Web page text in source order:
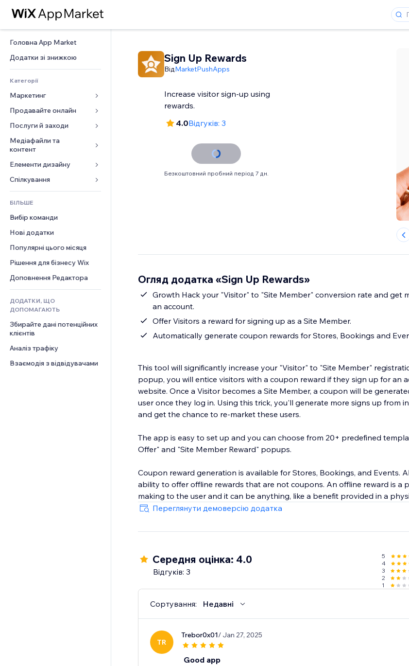
Головна App Market
Додатки зі знижкою
Категорії
Маркетинг
Реклама
Мобільний
Аналітика
Соцмережі
SEO
Залучення
Розміщення сайту
Ел. пошта
Конверсія
Продавайте онлайн
Додатки для магазинів
Надсилання та доставка
Кнопки продажу
Онлайн‑курси
Друк на замовлення
Бухгалтерський облік
Купони й лояльність
Рішення для складів
Дропшипінг
Тарифні плани й підписки
Краудфандинг
Їжа та напої
Послуги й заходи
Готелі
Заходи
Ресторани
Нерухомість
Медіафайли та
контент
Галерея
Музика
Подкасти
Фотографія
Відео
PDF
Обмін файлами
Новини
Елементи дизайну
Карти й навігація
Конфіденційність і безпека
Годинник
Шаблони сторінок
Ефекти зображення
Кнопки та меню
Банери та бейджі
Калькулятори
Пошук
Погода
Графіки й таблиці
Форми
Опитування
Чат
Коментарі
Телефон
Спільнота
Відгуки
CRM
БІЛЬШЕ
Вибір команди
Нові додатки
Популярні цього місяця
Рішення для бізнесу Wix
Доповнення Редактора
ДОДАТКИ, ЩО
ДОПОМАГАЮТЬ
Збирайте дані потенційних
клієнтів
Аналіз трафіку
Взаємодія з відвідувачами
Sign Up Rewards
ВідMarketPushApps
Increase visitor sign-up using
rewards.
4.0Відгуків: 3
Безкоштовний пробний період 7 дн.
Огляд додатка «Sign Up Rewards»
Growth Hack your "Visitor" to "Site Member" conversion rate and get
an account.
Offer Visitors a reward for signing up as a Site Member.
Automatically generate coupon rewards for Stores, Bookings and
This tool will significantly increase your "Visitor" to "Site Member" registration rate.
popup, you will entice visitors with a coupon reward if they sign up for an
website. Once a Visitor becomes a Site Member, a coupon will be
user once they log in. Using this trick, you'll generate more signs up from
and get the chance to re-market these users.
The app is easy to set up and you can choose from 20+ predefined
Offer" and "Site Member Reward" popups.
Coupon reward generation is available for Stores, Bookings, and Events.
ability to offer offline rewards that are not coupons. An offline reward is a
making to the user and it can be anything, like a benefit provided in a
Переглянути демоверсію додатка
Середня оцінка: 4.0
Відгуків: 3
5
4
3
2
1
Сортування: Недавні
TR
Trebor0x01/ Jan 27, 2025
Good app